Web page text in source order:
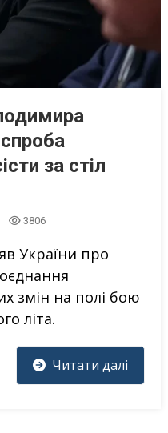
за стіл
3806
України про
змін на полі бою
літа.
Читати далі